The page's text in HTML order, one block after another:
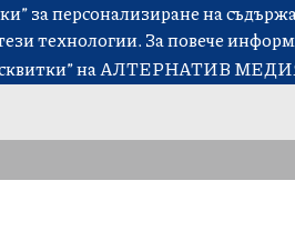
за персонализиране на
технологии. За повече
на АЛТЕРНАТИВ